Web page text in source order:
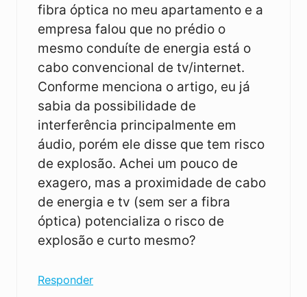
fibra óptica no meu apartamento e a
empresa falou que no prédio o
mesmo conduíte de energia está o
cabo convencional de tv/internet.
Conforme menciona o artigo, eu já
sabia da possibilidade de
interferência principalmente em
áudio, porém ele disse que tem risco
de explosão. Achei um pouco de
exagero, mas a proximidade de cabo
de energia e tv (sem ser a fibra
óptica) potencializa o risco de
explosão e curto mesmo?
Responder